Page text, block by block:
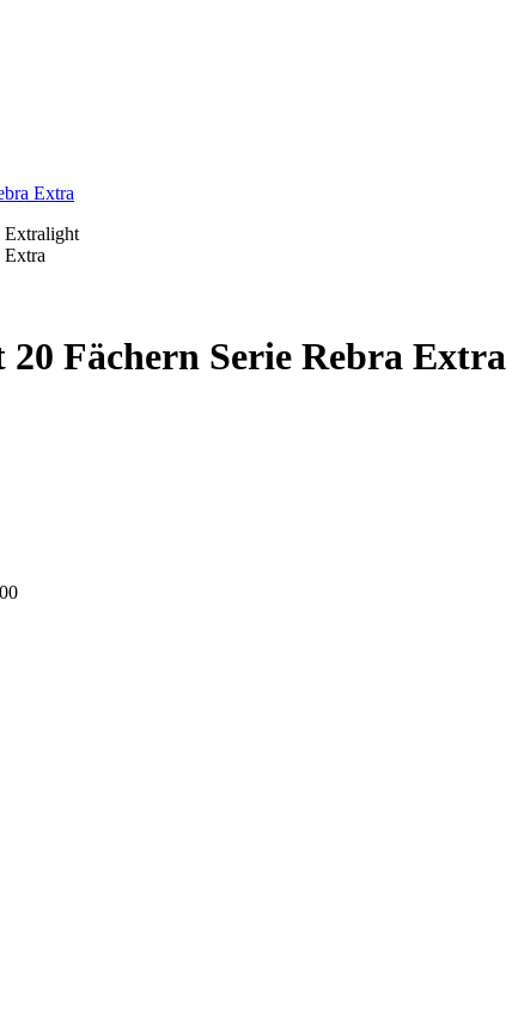
Extra
Fächern Serie Rebra Extra